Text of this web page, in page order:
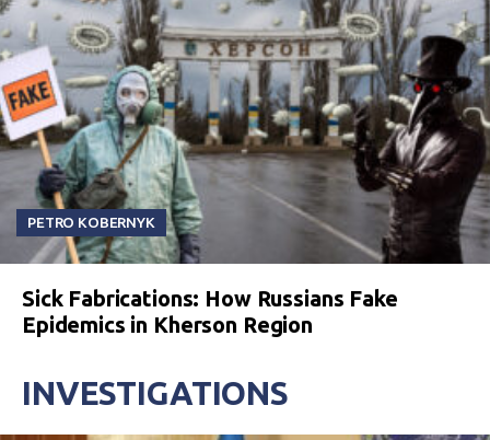
PETRO KOBERNYK
Sick Fabrications: How Russians Fake
Epidemics in Kherson Region
INVESTIGATIONS